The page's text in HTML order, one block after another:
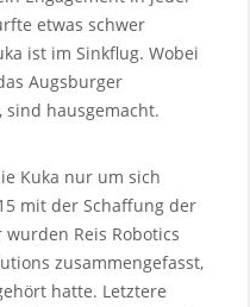
etwas schwer
ist im Sinkflug. Wobei
Augsburger
hausgemacht.
Kuka nur um sich
mit der Schaffung der
Reis Robotics
zusammengefasst,
hatte. Letztere